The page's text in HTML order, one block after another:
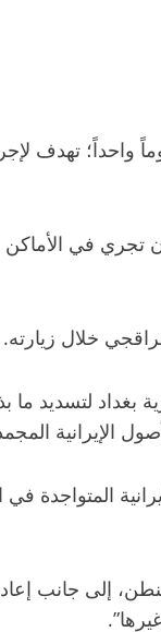
واحداً؛ تهدف
في الأماكن
خلال زيارته.
لتسديد ما
الإيرانية
المتواجدة في
إلى جانب